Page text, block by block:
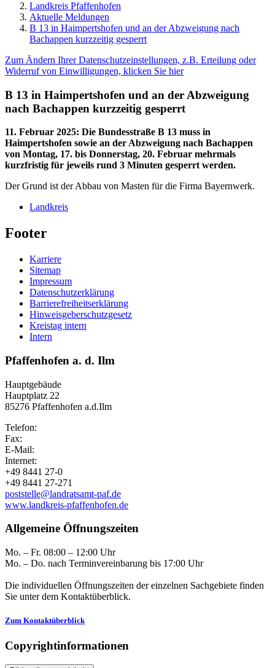
Landkreis Pfaffenhofen
Aktuelle Meldungen
B 13 in Haimpertshofen und an der Abzweigung nach
Bachappen kurzzeitig gesperrt
Zum Ändern Ihrer Datenschutzeinstellungen, z.B. Erteilung oder
Widerruf von Einwilligungen, klicken Sie hier
B 13 in Haimpertshofen und an der Abzweigung
nach Bachappen kurzzeitig gesperrt
11. Februar 2025: Die Bundesstraße B 13 muss in
Haimpertshofen sowie an der Abzweigung nach Bachappen
von Montag, 17. bis Donnerstag, 20. Februar mehrmals
kurzfristig für jeweils rund 3 Minuten gesperrt werden.
Der Grund ist der Abbau von Masten für die Firma Bayernwerk.
Landkreis
Footer
Karriere
Sitemap
Impressum
Datenschutzerklärung
Barrierefreiheitserklärung
Hinweisgeberschutzgesetz
Kreistag intern
Intern
Pfaffenhofen a. d. Ilm
Hauptgebäude
Hauptplatz 22
85276 Pfaffenhofen a.d.Ilm
Telefon:
Fax:
E-Mail:
Internet:
+49 8441 27-0
+49 8441 27-271
poststelle@landratsamt-paf.de
www.landkreis-pfaffenhofen.de
Allgemeine Öffnungszeiten
Mo. – Fr. 08:00 – 12:00 Uhr
Mo. – Do. nach Terminvereinbarung bis 17:00 Uhr
Die individuellen Öffnungszeiten der einzelnen Sachgebiete finden
Sie unter dem Kontaktüberblick.
Zum Kontaktüberblick
Copyrightinformationen